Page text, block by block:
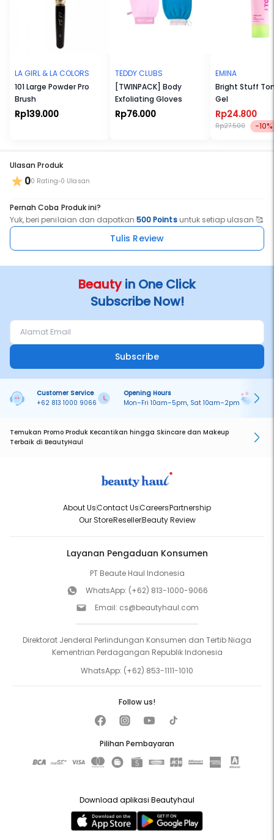
LA GIRL & LA COLORS
101 Large Powder Pro
Brush
Rp139.000
TEDDY CLUBS
[TWINPACK] Body
Exfoliating Gloves
Rp76.000
EMINA
Bright Stuff
Gel
Rp24.800
Rp27.500 -10%
Ulasan Produk
00 Rating 0 Ulasan
Pernah Coba Produk ini?
Yuk, beri penilaian dan dapatkan500 Pointsuntuk setiap ulasan 🥰
Tulis Review
Beautyin One Click
Subscribe Now!
Subscribe
Customer Service
+62 813 1000 9066
Opening Hours
Mon–Fri 10am–5pm, Sat 10am–2pm
Temukan Promo Produk Kecantikan hingga Skincare dan Makeup
Terbaik di BeautyHaul
About UsContact UsCareersPartnership
Our StoreResellerBeauty Review
Layanan Pengaduan Konsumen
PT Beaute Haul Indonesia
WhatsApp: (+62) 813-1000-9066
Email: cs@beautyhaul.com
Direktorat Jenderal Perlindungan Konsumen dan Tertib Niaga
Kementrian Perdagangan Republik Indonesia
WhatsApp: (+62) 853-1111-1010
Pilihan Pembayaran
Follow us!
Download aplikasi Beautyhaul